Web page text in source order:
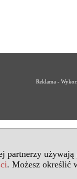
partnerzy
. Możesz określić
Reklama -